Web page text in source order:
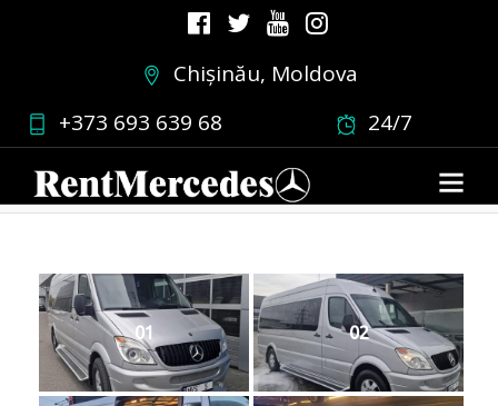
Chișinău, Moldova
+373 693 639 68
24/7
sprintervip
0 COMMENT
01 02